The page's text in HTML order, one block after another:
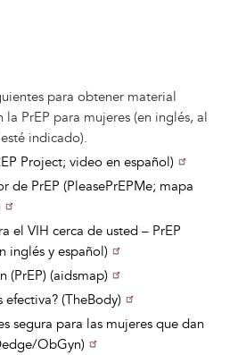
para obtener material
PrEP para mujeres (en inglés, al
indicado).
Project; video en español)
de PrEP (PleasePrEPMe; mapa
el VIH cerca de usted – PrEP
inglés y español)
(PrEP) (aidsmap)
efectiva? (TheBody)
segura para las mujeres que dan
ObGyn)